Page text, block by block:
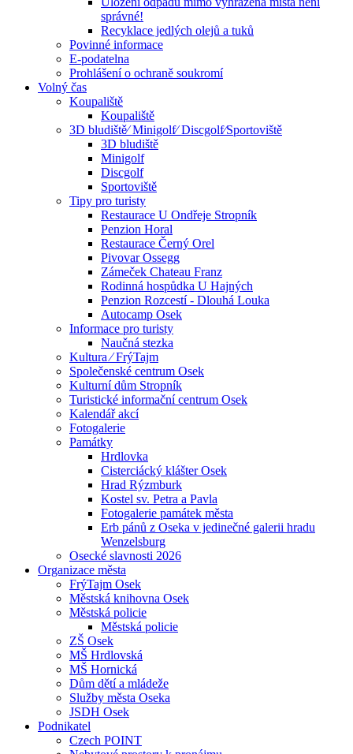
správné!
Recyklace jedlých olejů a tuků
Povinné informace
E-podatelna
Prohlášení o ochraně soukromí
Volný čas
Koupaliště
Koupaliště
3D bludiště⁄ Minigolf⁄ Discgolf⁄Sportoviště
3D bludiště
Minigolf
Discgolf
Sportoviště
Tipy pro turisty
Restaurace U Ondřeje Stropník
Penzion Horal
Restaurace Černý Orel
Pivovar Ossegg
Zámeček Chateau Franz
Rodinná hospůdka U Hajných
Penzion Rozcestí - Dlouhá Louka
Autocamp Osek
Informace pro turisty
Naučná stezka
Kultura ⁄ FrýTajm
Společenské centrum Osek
Kulturní dům Stropník
Turistické informační centrum Osek
Kalendář akcí
Fotogalerie
Památky
Hrdlovka
Cisterciácký klášter Osek
Hrad Rýzmburk
Kostel sv. Petra a Pavla
Fotogalerie památek města
Erb pánů z Oseka v jedinečné galerii hradu
Wenzelsburg
Osecké slavnosti 2026
Organizace města
FrýTajm Osek
Městská knihovna Osek
Městská policie
Městská policie
ZŠ Osek
MŠ Hrdlovská
MŠ Hornická
Dům dětí a mládeže
Služby města Oseka
JSDH Osek
Podnikatel
Czech POINT